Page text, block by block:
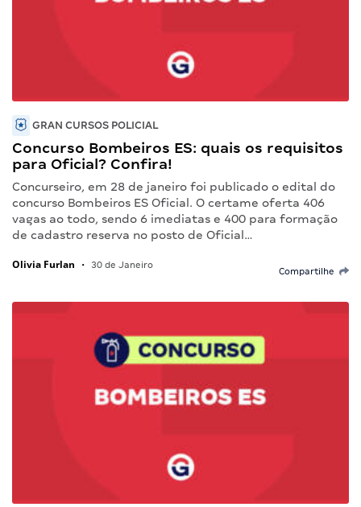
GRAN CURSOS POLICIAL
Concurso Bombeiros ES: quais os requisitos
para Oficial? Confira!
Concurseiro, em 28 de janeiro foi publicado o edital do
concurso Bombeiros ES Oficial. O certame oferta 406
vagas ao todo, sendo 6 imediatas e 400 para formação
de cadastro reserva no posto de Oficial…
Olivia Furlan • 30 de Janeiro
Compartilhe